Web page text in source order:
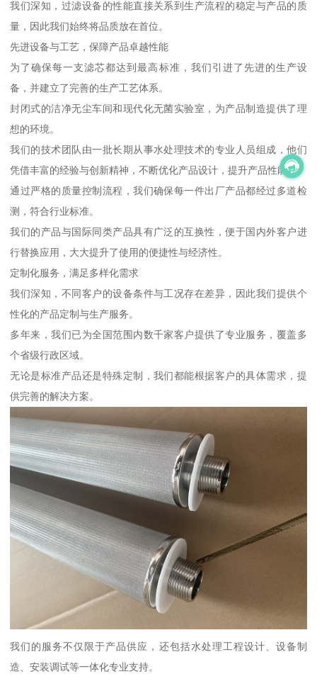
我们深知，过滤设备的性能直接关系到生产流程的稳定与产品的质
量，因此我们始终将品质放在首位。
先进设备与工艺，保障产品卓越性能
为了确保每一支滤芯都达到最高标准，我们引进了先进的生产设
备，并建立了完善的生产工艺体系。
封闭式的洁净无尘车间和现代化无菌实验室，为产品制造提供了理
想的环境。
我们的技术团队由一批长期从事水处理技术的专业人员组成，他们
凭借丰富的经验与创新精神，不断优化产品设计，提升产品性能。
通过严格的质量控制流程，我们确保每一件出厂产品都经过多道检
测，符合行业标准。
我们的产品与国际同类产品具有广泛的互换性，便于国内外客户进
行替换应用，大大提升了使用的便捷性与经济性。
定制化服务，满足多样化需求
我们深知，不同客户的设备条件与工况存在差异，因此我们提供个
性化的产品定制与生产服务。
多年来，我们已为全国范围内数千家客户提供了专业服务，覆盖多
个省级行政区域。
无论是标准产品还是特殊定制，我们都能根据客户的具体需求，提
供完善的解决方案。
我们的服务不仅限于产品供应，还包括水处理工程设计、设备制
造、安装调试等一体化专业支持。